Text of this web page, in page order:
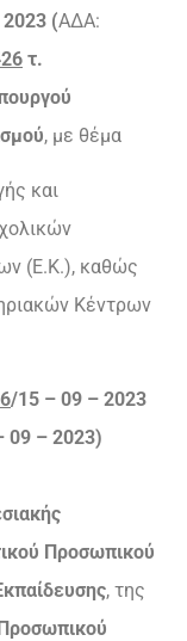
(ΑΔΑ:
τ.
, με θέμα
και
(Ε.Κ.), καθώς
Κέντρων
/15 – 09 – 2023
09 – 2023)
Προσωπικού
, της